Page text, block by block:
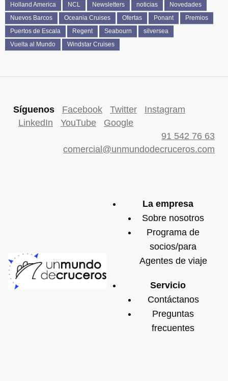
Holland America
NCL Newsletters noticias
Novedades
Nuevos Barcos
Oceania Cruises Ofertas Ponant
Premios
Puertos de Escala
Regent Seabourn
silversea
Vuelta al Mundo
Windstar Cruises
Síguenos Facebook Twitter
Instagram
LinkedIn
YouTube
Google
91 542 76 63
comercial@unmundodecruceros.com
La empresa
Sobre nosotros
Programa de
socios/para
Agentes de viaje
Servicio
Contáctanos
Preguntas
frecuentes